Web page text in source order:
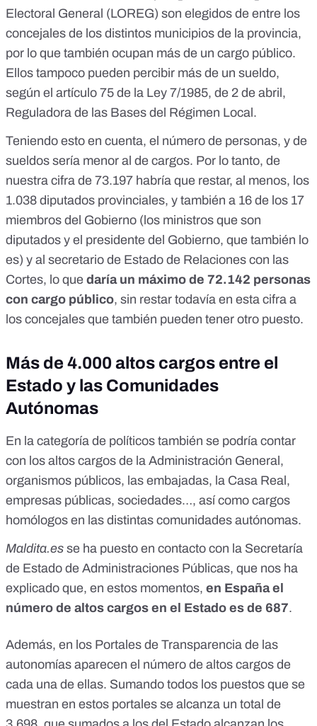
Electoral General (LOREG) son elegidos de entre los
concejales de los distintos municipios de la provincia,
por lo que también ocupan más de un cargo público.
Ellos tampoco pueden percibir más de un sueldo,
según el artículo 75 de la Ley 7/1985, de 2 de abril,
Reguladora de las Bases del Régimen Local .
Teniendo esto en cuenta, el número de personas, y de
sueldos sería menor al de cargos. Por lo tanto, de
nuestra cifra de 73.197 habría que restar, al menos, los
1.038 diputados provinciales, y también a 16 de los 17
miembros del Gobierno (los ministros que son
diputados y el presidente del Gobierno, que también lo
es) y al secretario de Estado de Relaciones con las
Cortes, lo que daría un máximo de 72.142 personas
con cargo público, sin restar todavía en esta cifra a
los concejales que también pueden tener otro puesto.
Más de 4.000 altos cargos entre el
Estado y las Comunidades
Autónomas
En la categoría de políticos también se podría contar
con los altos cargos de la Administración General,
organismos públicos, las embajadas, la Casa Real,
empresas públicas, sociedades…, así como cargos
homólogos en las distintas comunidades autónomas.
Maldita.es se ha puesto en contacto con la Secretaría
de Estado de Administraciones Públicas, que nos ha
explicado que, en estos momentos, en España el
número de altos cargos en el Estado es de 687.
Además, en los Portales de Transparencia de las
autonomías aparecen el número de altos cargos de
cada una de ellas. Sumando todos los puestos que se
muestran en estos portales se alcanza un total de